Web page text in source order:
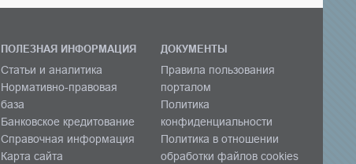
ПОЛЕЗНАЯ ИНФОРМАЦИЯ
Статьи и аналитика
Нормативно-правовая
база
Банковское кредитование
Справочная информация
Карта сайта
ДОКУМЕНТЫ
Правила пользования
порталом
Политика
конфиденциальности
Политика в отношении
обработки файлов cookies